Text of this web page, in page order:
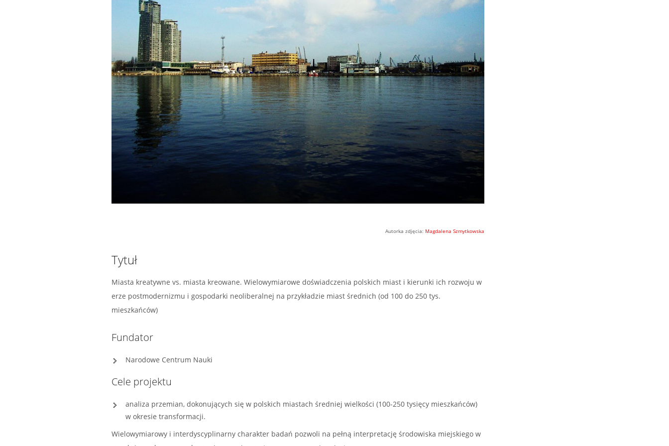
Autorka zdjęcia: Magdalena Szmytkowska
Tytuł
Miasta kreatywne vs. miasta kreowane. Wielowymiarowe doświadczenia polskich miast i kierunki ich rozwoju w
erze postmodernizmu i gospodarki neoliberalnej na przykładzie miast średnich (od 100 do 250 tys.
mieszkańców)
Fundator
Narodowe Centrum Nauki
Cele projektu
analiza przemian, dokonujących się w polskich miastach średniej wielkości (100-250 tysięcy mieszkańców)
w okresie transformacji.
Wielowymiarowy i interdyscyplinarny charakter badań pozwoli na pełną interpretację środowiska miejskiego w